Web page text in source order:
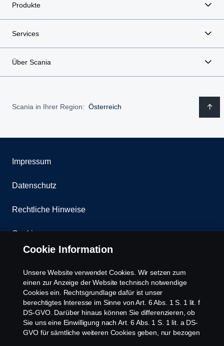
Produkte
Services
Über Scania
Scania in Ihrer Region: Österreich
Impressum
Datenschutz
Rechtliche Hinweise
Cookies
Whistleblowing
Scania Cookie Richtlinie
Cookie Information
Unsere Website verwendet Cookies. Wir setzen zum
einen zur Anzeige der Website technisch notwendige
Cookies ein. Rechtsgrundlage dafür ist unser
berechtigtes Interesse im Sinne von Art. 6 Abs. 1 S. 1 lit. f
DS-GVO. Darüber hinaus können Sie differenzieren, ob
Sie uns eine Einwilligung nach Art. 6 Abs. 1 S. 1 lit. a DS-
GVO für sämtliche weiteren Cookies geben, nur bezogen